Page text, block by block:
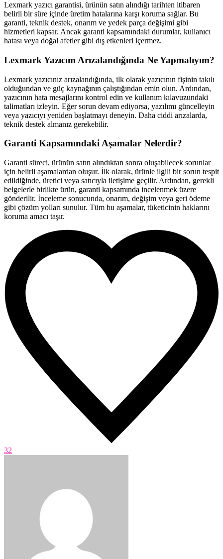
Lexmark yazıcı garantisi, ürünün satın alındığı tarihten itibaren
belirli bir süre içinde üretim hatalarına karşı koruma sağlar. Bu
garanti, teknik destek, onarım ve yedek parça değişimi gibi
hizmetleri kapsar. Ancak garanti kapsamındaki durumlar, kullanıcı
hatası veya doğal afetler gibi dış etkenleri içermez.
Lexmark Yazıcım Arızalandığında Ne Yapmalıyım?
Lexmark yazıcınız arızalandığında, ilk olarak yazıcının fişinin takılı
olduğundan ve güç kaynağının çalıştığından emin olun. Ardından,
yazıcının hata mesajlarını kontrol edin ve kullanım kılavuzundaki
talimatları izleyin. Eğer sorun devam ediyorsa, yazılımı güncelleyin
veya yazıcıyı yeniden başlatmayı deneyin. Daha ciddi arızalarda,
teknik destek almanız gerekebilir.
Garanti Kapsamındaki Aşamalar Nelerdir?
Garanti süreci, ürünün satın alındıktan sonra oluşabilecek sorunlar
için belirli aşamalardan oluşur. İlk olarak, ürünle ilgili bir sorun tespit
edildiğinde, üretici veya satıcıyla iletişime geçilir. Ardından, gerekli
belgelerle birlikte ürün, garanti kapsamında incelenmek üzere
gönderilir. İnceleme sonucunda, onarım, değişim veya geri ödeme
gibi çözüm yolları sunulur. Tüm bu aşamalar, tüketicinin haklarını
koruma amacı taşır.
32